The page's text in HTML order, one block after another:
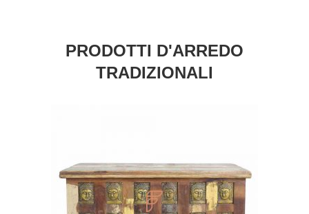
PRODOTTI D'ARREDO
TRADIZIONALI